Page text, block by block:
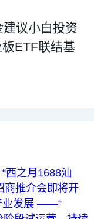
议小白投资
ETF联结基
西之月1688汕
商推介会即将开
业发展 ——“